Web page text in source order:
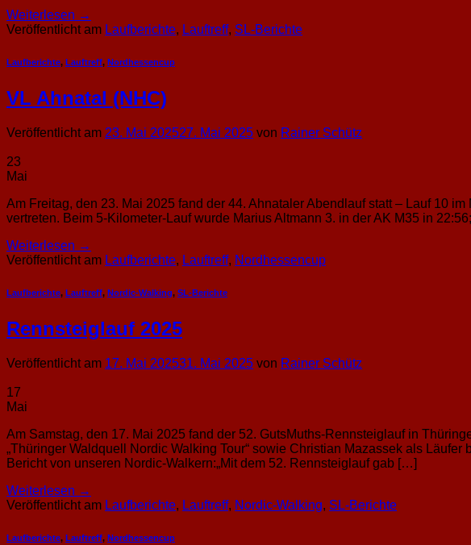
Weiterlesen →
Veröffentlicht am Laufberichte, Lauftreff, SL-Berichte
Laufberichte, Lauftreff, Nordhessencup
VL Ahnatal (NHC)
Veröffentlicht am 23. Mai 202527. Mai 2025 von Rainer Schütz
23
Mai
Am Freitag, den 23. Mai 2025 fand der 44. Ahnataler Abendlauf statt – Lauf 10
vertreten. Beim 5-Kilometer-Lauf wurde Marius Altmann 3. in der AK M35 in
Weiterlesen →
Veröffentlicht am Laufberichte, Lauftreff, Nordhessencup
Laufberichte, Lauftreff, Nordic-Walking, SL-Berichte
Rennsteiglauf 2025
Veröffentlicht am 17. Mai 202531. Mai 2025 von Rainer Schütz
17
Mai
Am Samstag, den 17. Mai 2025 fand der 52. GutsMuths-Rennsteiglauf in
„Thüringer Waldquell Nordic Walking Tour“ sowie Christian Mazassek als
Bericht von unseren Nordic-Walkern:„Mit dem 52. Rennsteiglauf gab […]
Weiterlesen →
Veröffentlicht am Laufberichte, Lauftreff, Nordic-Walking, SL-Berichte
Laufberichte, Lauftreff, Nordhessencup